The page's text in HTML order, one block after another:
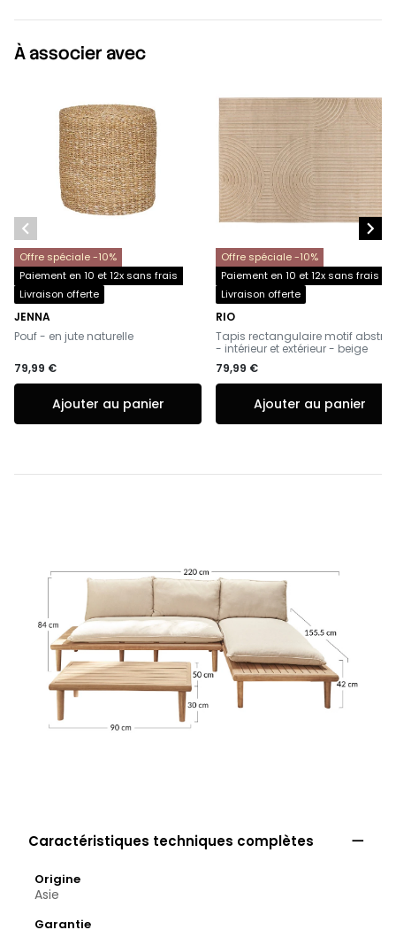
À associer avec
Offre spéciale -10%
Paiement en 10 et 12x sans frais
Livraison offerte
JENNA
-
Pouf - en jute naturelle
79,99 €
Ajouter au panier
Offre spéciale -10%
Paiement en 10 et 12x sans frais
Livraison offerte
RIO
-
Tapis rectangulaire motif
- intérieur et extérieur - beige
79,99 €
Ajouter au panier
 
Caractéristiques techniques complètes 
Origine
Asie
Garantie